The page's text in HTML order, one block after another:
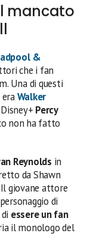
mancato
&
che i fan
Una di questi
Walker
Percy
non ha fatto
Reynolds in
da Shawn
Il giovane attore
di
essere un fan
il monologo del